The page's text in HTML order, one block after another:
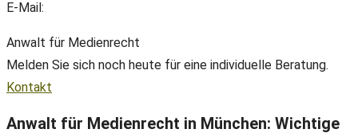
E-Mail:
Anwalt für Medienrecht
Melden Sie sich noch heute für eine individuelle Beratung.
Kontakt
Anwalt für Medienrecht in München: Wichtige